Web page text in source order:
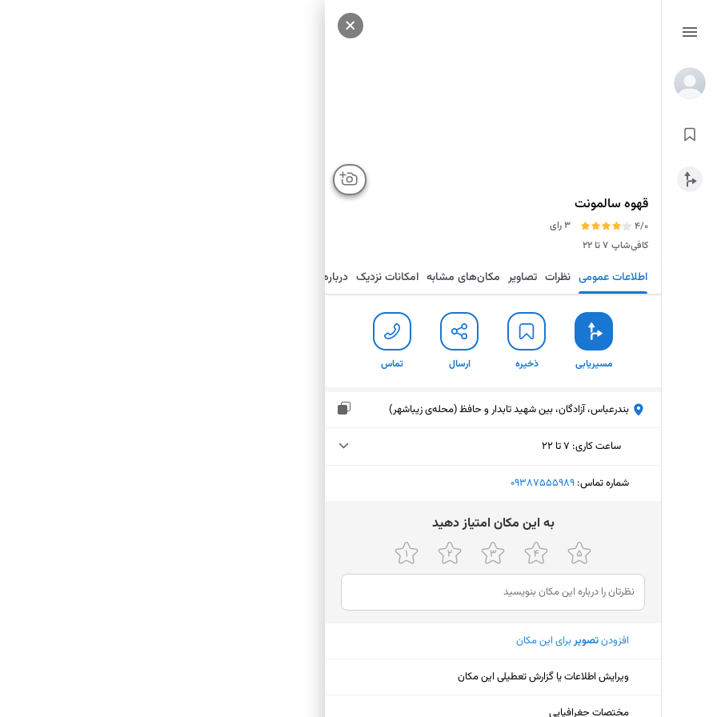
قهوه سالمونت
4/0
3 رای
کافی‌شاپ ۷ تا ۲۲
اطلاعات عمومی نظرات تصاویر مکان‌های مشابه امکانات نزدیک درباره
مسیریابی ذخیره ارسال تماس
بندرعباس، آزادگان، بین شهید تابدار و حافظ (محله‌ی زیباشهر)
ساعت کاری: ۷ تا ۲۲
دوشنبه (امروز)
پنجشنبه
۷ تا ۲۲
جمعه
۷ تا ۲۲
شنبه
یکشنبه
شماره تماس: ‎09387555989
ﺑﻪ اﯾﻦ ﻣﮑﺎن اﻣﺘﯿﺎز دﻫﯿﺪ
افزودنتصویربرای این مکان
ویرایش اطلاعات یا گزارش تعطیلی این مکان
مختصات جغرافیایی